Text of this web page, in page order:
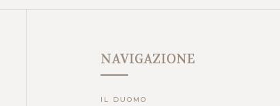
NAVIGAZIONE
IL DUOMO